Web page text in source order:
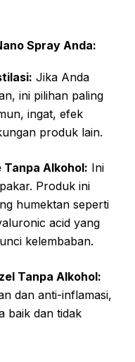
Spray Anda:
Jika Anda
ini pilihan paling
ingat, efek
produk lain.
Alkohol: Ini
Produk ini
humektan seperti
acid yang
kelembaban.
Tanpa Alkohol:
dan anti-inflamasi,
baik dan tidak